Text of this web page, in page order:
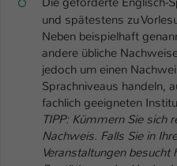
und spätestens zu
Neben beispielhaft
andere übliche
jedoch um einen
Sprachniveaus handeln,
fachlich geeigneten
TIPP: Kümmern Sie sich
Nachweis. Falls Sie in
Veranstaltungen besucht
Zweck
generierte
Speicherung
Betreiber
Name fe_typo_user
Anbieter TYPO3